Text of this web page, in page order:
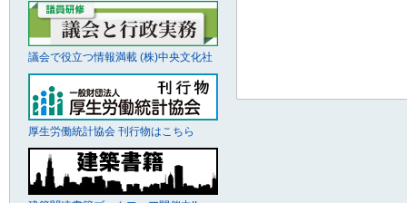
議会で役立つ情報満載 (株)中央文化社
厚生労働統計協会 刊行物はこちら